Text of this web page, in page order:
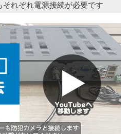
れぞれ電源接続が必要です